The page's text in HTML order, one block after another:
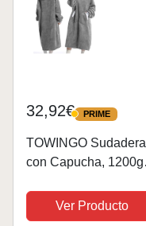
32,92€ PRIME
PRIME
TOWINGO Sudadera
con Capucha, 1200g
Batamanta Mujer
Invierno, Grueso
Ver Producto